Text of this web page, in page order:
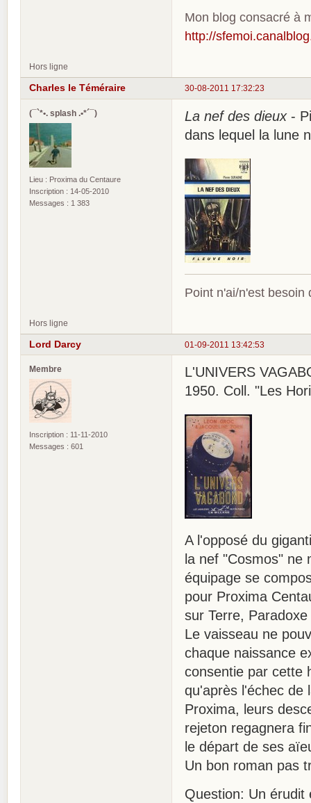
Mon blog consacré à
http://
Hors ligne
30-08-2011 17:32:23
Charles le Téméraire
(¯`*•. splash .•*´¯)
Lieu : Proxima du Centaure
Inscription : 14-05-2010
Messages : 1 383
La nef des dieux-
dans lequel la lune
Point n'ai/n'est besoin
Hors ligne
01-09-2011 13:42:53
Lord Darcy
Membre
Inscription : 11-11-2010
Messages : 601
L'UNIVERS
1950. Coll. "Les
A l'opposé du
la nef "Cosmos" ne
équipage se
pour Proxima
sur Terre,
Le vaisseau ne
chaque naissance
consentie par cette
qu'après l'échec de
Proxima, leurs
rejeton regagnera
le départ de ses
Un bon roman pas
Question: Un érudit